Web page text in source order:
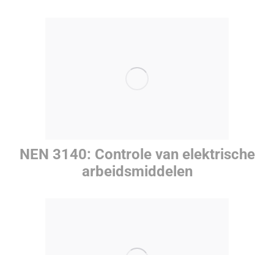
NEN 3140: Controle van elektrische
arbeidsmiddelen